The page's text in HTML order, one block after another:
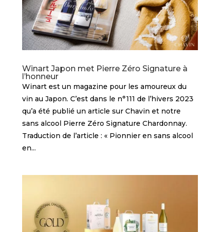
Winart Japon met Pierre Zéro Signature à
l’honneur
Winart est un magazine pour les amoureux du
vin au Japon. C’est dans le n°111 de l’hivers 2023
qu’a été publié un article sur Chavin et notre
sans alcool Pierre Zéro Signature Chardonnay.
Traduction de l’article : « Pionnier en sans alcool
en...